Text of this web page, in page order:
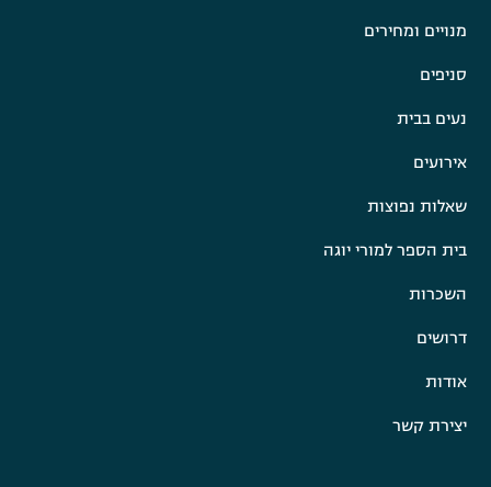
מנויים ומחירים
סניפים
נעים בבית
אירועים
שאלות נפוצות
בית הספר למורי יוגה
השכרות
דרושים
אודות
יצירת קשר